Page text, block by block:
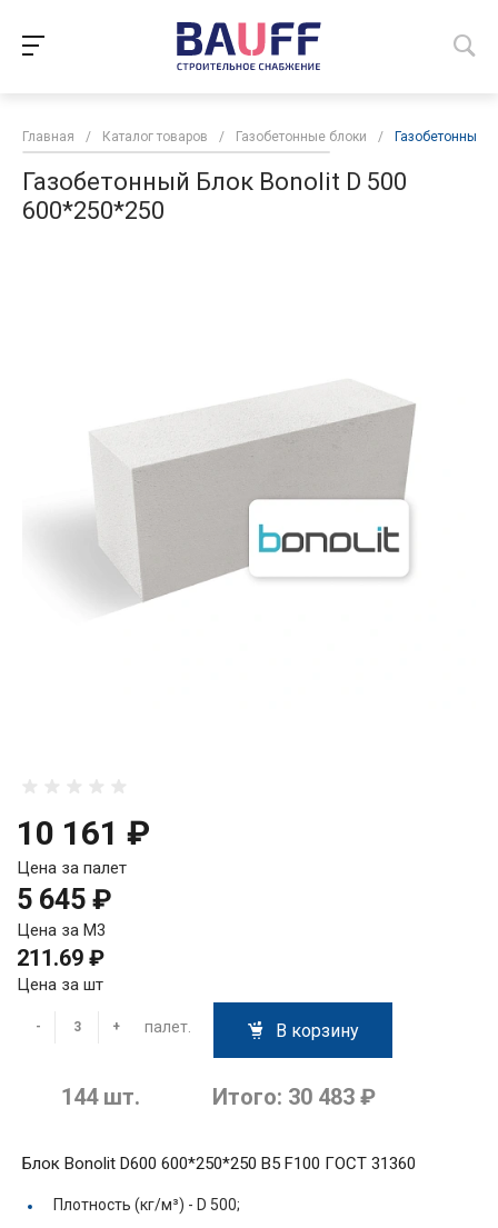
Главная / Каталог товаров / Газобетонные блоки / Газобетонный
Газобетонный Блок Bonolit D 500
600*250*250
10 161 ₽
Цена за палет
5 645 ₽
Цена за М3
211.69 ₽
Цена за шт
- + палет. В корзину
144 шт. Итого: 30 483 ₽
Блок Bonolit D600 600*250*250 В5 F100 ГОСТ 31360
Плотность (кг/м³) - D 500;